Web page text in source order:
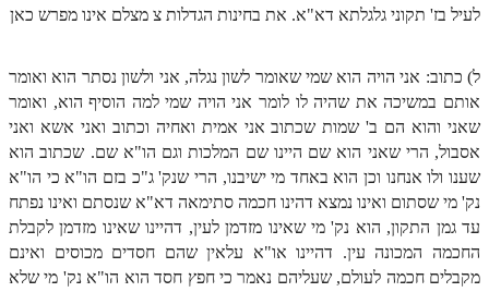
זוהר שלח לך למתקדמים
זוהר קורח למתחילים
זוהר קורח למתקדמים
חוקת למתחילים
זוהר בלק למתחילים
זוהר בלק למתקדמים
לעיל בז' תקוני גלגלתא דא"א. את בחינות הגדלות צ מצלם אינו מפרש כאן
ל) כתוב: אני הויה הוא שמי שאומר לשון נגלה, אני ולשון נסתר הוא ואומר
אותם במשיכה את שהיה לו לומר אני הויה שמי למה הוסיף הוא, ואומר
שאני והוא הם ב' שמות שכתוב אני אמית ואחיה וכתוב ואני אשא ואני
אסבול, הרי שאני הוא שם היינו שם המלכות וגם הו"א שם. שכתוב הוא
שענו ולו אנחנו וכן הוא באחד מי ישיבנו, הרי שנק' ג"כ בזם הו"א כי הו"א
נק' מי שסתום ואינו נמצא דהינו חכמה סתימאה דא"א שנסתם ואינו נפתח
עד גמן התקון, הוא נק' מי שאינו מזדמן לעין, דהיינו שאינו מזדמן לקבלת
החכמה המכונה עין. דהיינו או"א עלאין שהם חסדים מכוסים ואינם
מקבלים חכמה לעולם, שעליהם נאמר כי חפץ חסד הוא הו"א נק' מי שלא